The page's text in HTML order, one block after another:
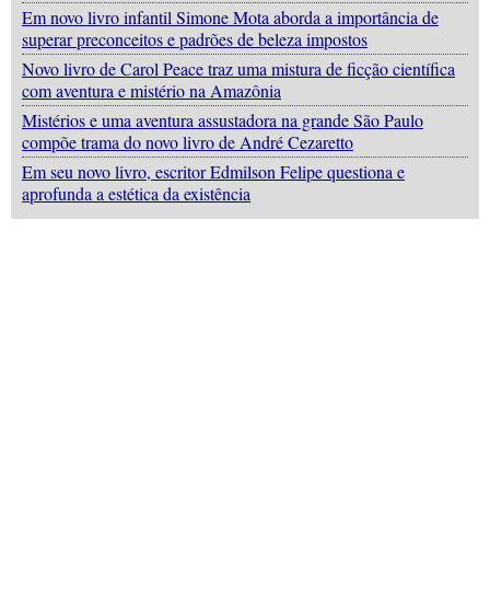
Em novo livro infantil Simone Mota aborda a importância de
superar preconceitos e padrões de beleza impostos
Novo livro de Carol Peace traz uma mistura de ficção científica
com aventura e mistério na Amazônia
Mistérios e uma aventura assustadora na grande São Paulo
compõe trama do novo livro de André Cezaretto
Em seu novo livro, escritor Edmilson Felipe questiona e
aprofunda a estética da existência